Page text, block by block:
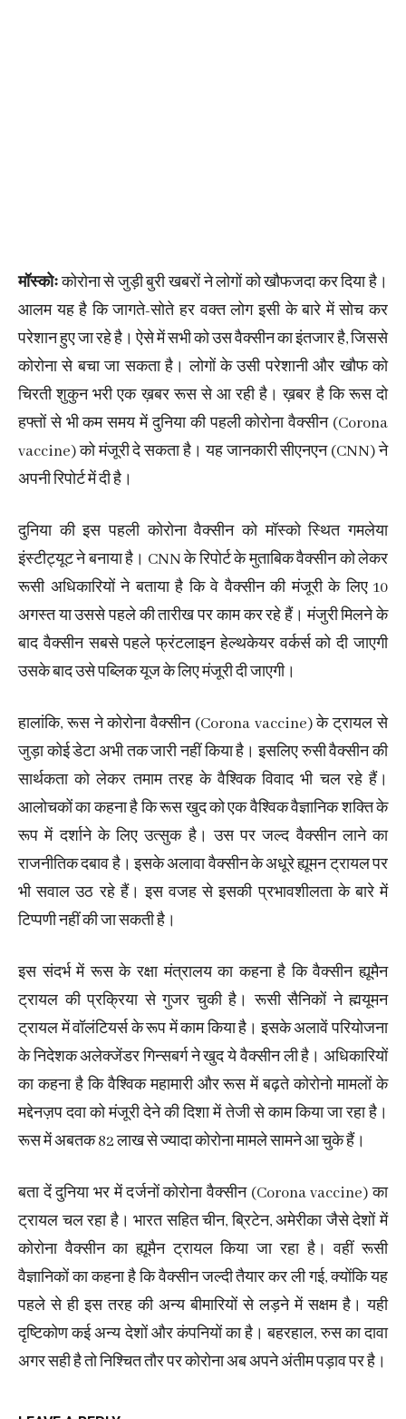
मॉस्कोःकोरोना से जुड़ी बुरी खबरों ने लोगों को खौफजदा कर दिया है।
आलम यह है कि जागते-सोते हर वक्त लोग इसी के बारे में सोच कर
परेशान हुए जा रहे है। ऐसे में सभी को उस वैक्सीन का इंतजार है, जिससे
कोरोना से बचा जा सकता है। लोगों के उसी परेशानी और खौफ को
चिरती शुकुन भरी एक ख़बर रूस से आ रही है। ख़बर है कि रूस दो
हफ्तों से भी कम समय में दुनिया की पहली कोरोना वैक्सीन (Corona
vaccine) को मंजूरी दे सकता है। यह जानकारी सीएनएन (CNN) ने
अपनी रिपोर्ट में दी है।
दुनिया की इस पहली कोरोना वैक्सीन को मॉस्को स्थित गमलेया
इंस्टीट्यूट ने बनाया है। CNN के रिपोर्ट के मुताबिक वैक्सीन को लेकर
रूसी अधिकारियों ने बताया है कि वे वैक्सीन की मंजूरी के लिए 10
अगस्त या उससे पहले की तारीख पर काम कर रहे हैं। मंजुरी मिलने के
बाद वैक्सीन सबसे पहले फ्रंटलाइन हेल्थकेयर वर्कर्स को दी जाएगी
उसके बाद उसे पब्लिक यूज के लिए मंजूरी दी जाएगी।
हालांकि, रूस ने कोरोना वैक्सीन (Corona vaccine) के ट्रायल से
जुड़ा कोई डेटा अभी तक जारी नहीं किया है। इसलिए रुसी वैक्सीन की
सार्थकता को लेकर तमाम तरह के वैश्विक विवाद भी चल रहे हैं।
आलोचकों का कहना है कि रूस खुद को एक वैश्विक वैज्ञानिक शक्ति के
रूप में दर्शाने के लिए उत्सुक है। उस पर जल्द वैक्सीन लाने का
राजनीतिक दबाव है। इसके अलावा वैक्सीन के अधूरे ह्यूमन ट्रायल पर
भी सवाल उठ रहे हैं। इस वजह से इसकी प्रभावशीलता के बारे में
टिप्पणी नहीं की जा सकती है।
इस संदर्भ में रूस के रक्षा मंत्रालय का कहना है कि वैक्सीन ह्यूमैन
ट्रायल की प्रक्रिया से गुजर चुकी है। रूसी सैनिकों ने ह्मयूमन
ट्रायल में वॉलंटियर्स के रूप में काम किया है। इसके अलावें परियोजना
के निदेशक अलेक्जेंडर गिन्सबर्ग ने खुद ये वैक्सीन ली है। अधिकारियों
का कहना है कि वैश्विक महामारी और रूस में बढ़ते कोरोनो मामलों के
मद्देनज़प दवा को मंजूरी देने की दिशा में तेजी से काम किया जा रहा है।
रूस में अबतक 82 लाख से ज्यादा कोरोना मामले सामने आ चुके हैं।
बता दें दुनिया भर में दर्जनों कोरोना वैक्सीन (Corona vaccine) का
ट्रायल चल रहा है। भारत सहित चीन, ब्रिटेन, अमेरीका जैसे देशों में
कोरोना वैक्सीन का ह्यूमैन ट्रायल किया जा रहा है। वहीं रूसी
वैज्ञानिकों का कहना है कि वैक्सीन जल्दी तैयार कर ली गई, क्योंकि यह
पहले से ही इस तरह की अन्य बीमारियों से लड़ने में सक्षम है। यही
दृष्टिकोण कई अन्य देशों और कंपनियों का है। बहरहाल, रुस का दावा
अगर सही है तो निश्चित तौर पर कोरोना अब अपने अंतीम पड़ाव पर है।